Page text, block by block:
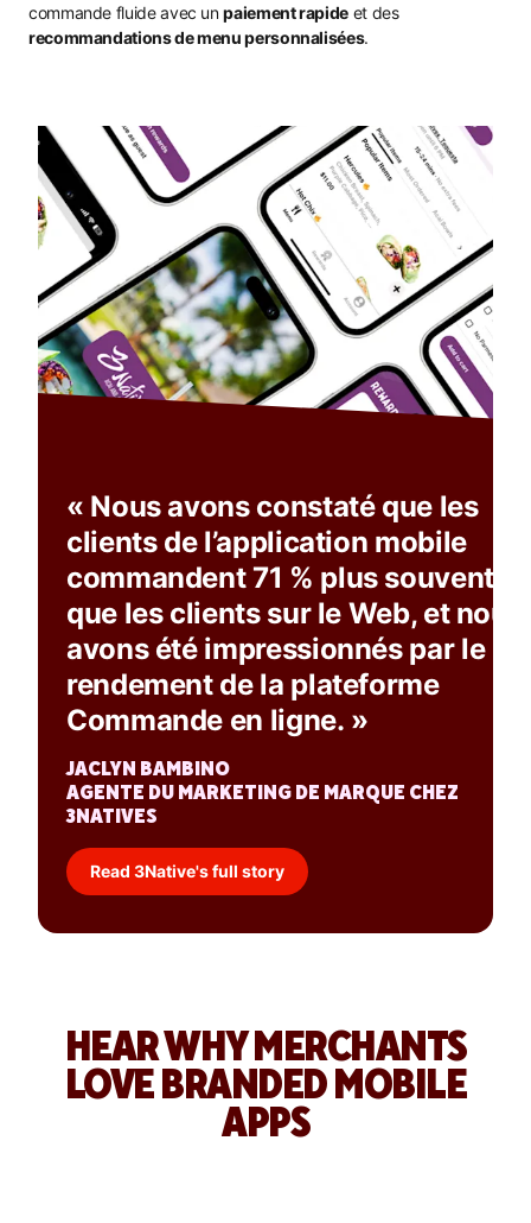
commande fluide avec unpaiement rapideet des
recommandations de menu personnalisées.
« Nous avons constaté que les
clients de l’application mobile
commandent 71 % plus souvent
que les clients sur le Web, et nous
avons été impressionnés par le
rendement de la plateforme
Commande en ligne. »
JACLYN BAMBINO
AGENTE DU MARKETING DE MARQUE CHEZ
3NATIVES
Read 3Native's full story
HEAR WHY MERCHANTS
LOVE BRANDED MOBILE
APPS